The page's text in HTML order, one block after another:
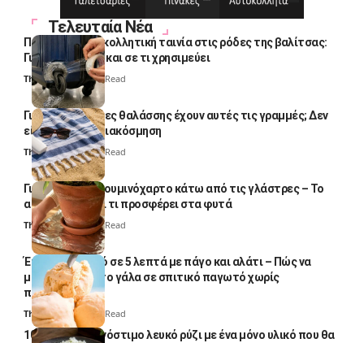
Τελευταία Νέα
Πολλοί βάζουν κολλητική ταινία στις ρόδες της βαλίτσας:
Γιατί το κάνουν και σε τι χρησιμεύει
Thali Ombre4 Min Read
Γιατί οι πετσέτες θαλάσσης έχουν αυτές τις γραμμές; Δεν
είναι μόνο για διακόσμηση
Thali Ombre5 Min Read
Γιατί βάζουν αλουμινόχαρτο κάτω από τις γλάστρες – Το
απλό κόλπο και τι προσφέρει στα φυτά
Thali Ombre4 Min Read
Έτοιμο παγωτό σε 5 λεπτά με πάγο και αλάτι – Πώς να
μετατρέψετε το γάλα σε σπιτικό παγωτό χωρίς
παγωτομηχανή
Thali Ombre 4 Min Read
10 φορές ποιο νόστιμο λευκό ρύζι με ένα μόνο υλικό που θα